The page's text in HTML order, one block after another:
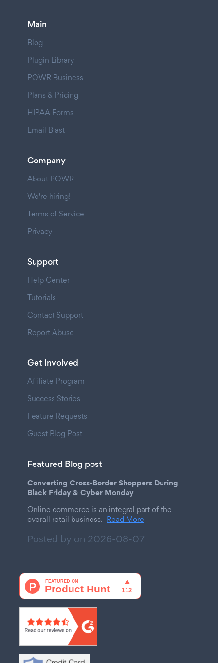
Main
Blog
Plugin Library
POWR Business
Plans & Pricing
HIPAA Forms
Email Blast
Company
About POWR
We're hiring!
Terms of Service
Privacy
Support
Help Center
Tutorials
Contact Support
Report Abuse
Get Involved
Affiliate Program
Success Stories
Feature Requests
Guest Blog Post
Featured Blog post
Converting Cross-Border Shoppers During
Black Friday & Cyber Monday
Online commerce is an integral part of the
overall retail business. Read More
Posted by on 2026-08-07